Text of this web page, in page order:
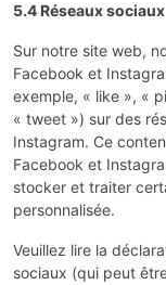
5.4 Réseaux sociaux
Sur notre site web,
Facebook et
exemple, « like », «
« tweet ») sur des
Instagram. Ce
Facebook et
stocker et traiter
personnalisée.
Veuillez lire la
sociaux (qui peut